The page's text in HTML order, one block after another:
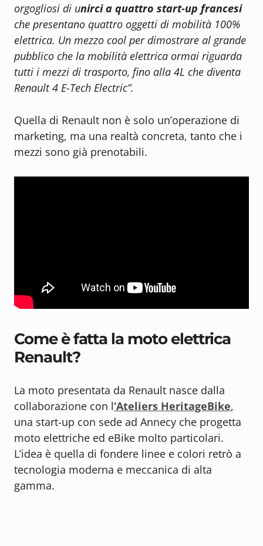
orgogliosi di unirci a quattro start-up francesi
che presentano quattro oggetti di mobilità 100%
elettrica. Un mezzo cool per dimostrare al grande
pubblico che la mobilità elettrica ormai riguarda
tutti i mezzi di trasporto, fino alla 4L che diventa
Renault 4 E-Tech Electric”.
Quella di Renault non è solo un’operazione di
marketing, ma una realtà concreta, tanto che i
mezzi sono già prenotabili.
Come è fatta la moto elettrica
Renault?
La moto presentata da Renault nasce dalla
collaborazione con l‘Ateliers HeritageBike,
una start-up con sede ad Annecy che progetta
moto elettriche ed eBike molto particolari.
L’idea è quella di fondere linee e colori retrò a
tecnologia moderna e meccanica di alta
gamma.